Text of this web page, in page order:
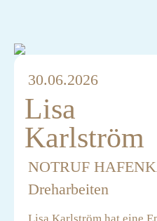
30.06.2026
Lisa
Karlström
NOTRUF
Dreharbeiten